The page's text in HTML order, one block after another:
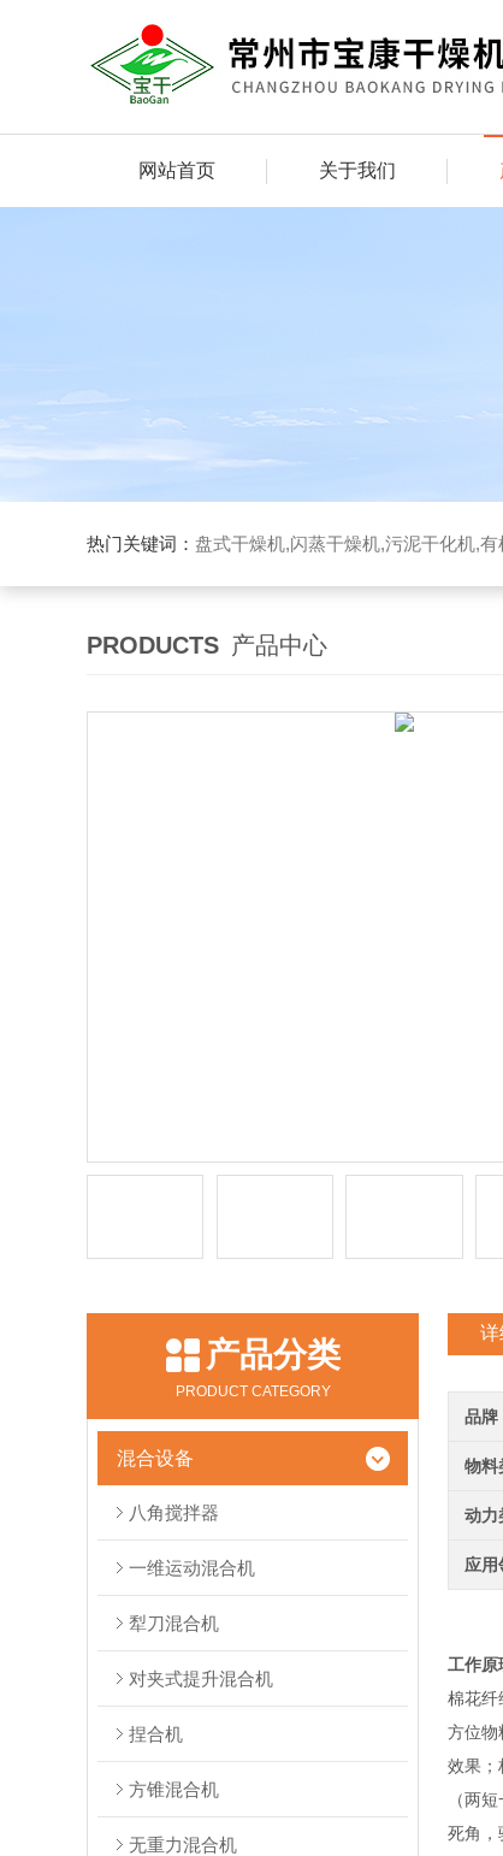
网站首页 关于我们
热门关键词： 盘式干燥机,闪蒸干燥机,污泥干化机,
PRODUCTS 产品中心
产品分类
PRODUCT CATEGORY
混合设备
八角搅拌器
一维运动混合机
犁刀混合机
对夹式提升混合机
捏合机
方锥混合机
无重力混合机
详
品牌
物料
动力
应用
工作原
棉花纤
方位物
效果；
（两
死角，